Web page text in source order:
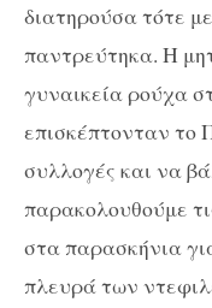
διατηρούσα τότε
παντρεύτηκα. Η
γυναικεία ρούχα
επισκέπτονταν το
συλλογές και να
παρακολουθούμε
στα παρασκήνια
πλευρά των